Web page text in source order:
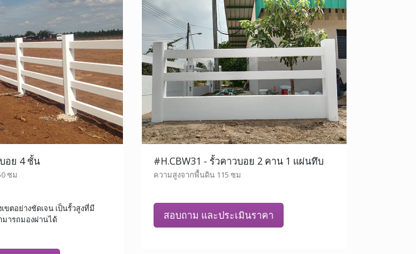
อย 4 ชั้น
ซม
ขตอย่างชัดเจน เป็นรั้วสูงที่มี
ารถมองผ่านได้
#H.CBW31 - รั้วคาวบอย 2 คาน 1 แผ่นทึบ
ความสูงจากพื้นดิน 115 ซม
สอบถาม และประเมินราคา